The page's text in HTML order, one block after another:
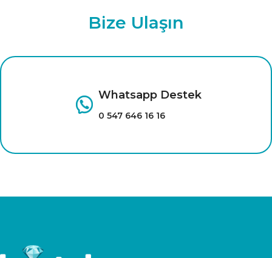
Bize Ulaşın
Whatsapp Destek
0 547 646 16 16